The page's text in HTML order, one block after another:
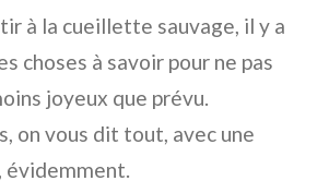
à la cueillette sauvage, il y a
choses à savoir pour ne pas
joyeux que prévu.
on vous dit tout, avec une
évidemment.